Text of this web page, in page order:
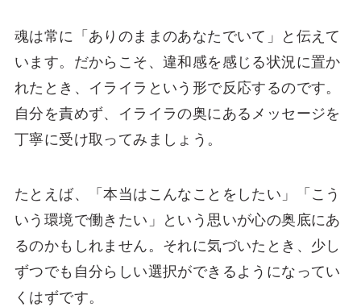
魂は常に「ありのままのあなたでいて」と伝えて
います。だからこそ、違和感を感じる状況に置か
れたとき、イライラという形で反応するのです。
自分を責めず、イライラの奥にあるメッセージを
丁寧に受け取ってみましょう。
たとえば、「本当はこんなことをしたい」「こう
いう環境で働きたい」という思いが心の奥底にあ
るのかもしれません。それに気づいたとき、少し
ずつでも自分らしい選択ができるようになってい
くはずです。